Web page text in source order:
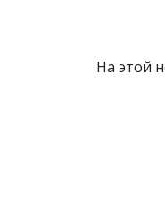
На этой